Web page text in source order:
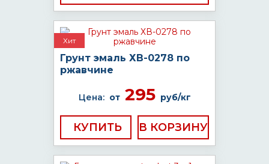
Хит
Грунт эмаль ХВ-0278 по
ржавчине
Цена: от295 руб/кг
КУПИТЬ